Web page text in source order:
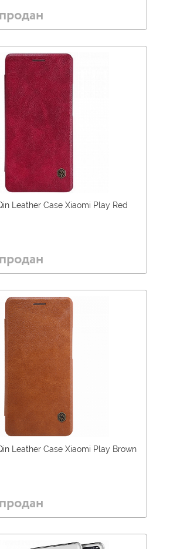
Leather Case Xiaomi Play Red
Leather Case Xiaomi Play Brown